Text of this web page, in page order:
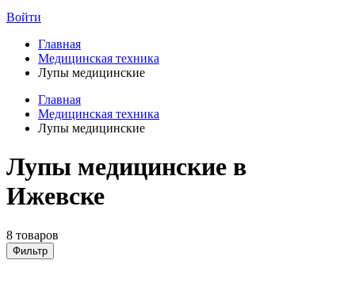
Войти
Главная
Медицинская техника
Лупы медицинские
Главная
Медицинская техника
Лупы медицинские
Лупы медицинские в
Ижевске
8 товаров
Фильтр